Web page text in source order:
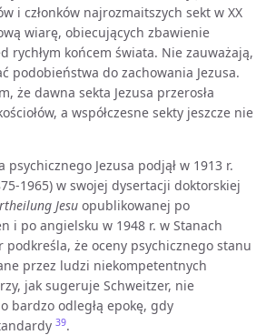
i członków najrozmaitszych sekt w XX
wiarę, obiecujących zbawienie
rychłym końcem świata. Nie zauważają,
podobieństwa do zachowania Jezusa.
że dawna sekta Jezusa przerosła
a współczesne sekty jeszcze nie
Jezusa podjął w 1913 r.
1965) w swojej dysertacji doktorskiej
Jesu opublikowanej po
i po angielsku w 1948 r. w Stanach
podkreśla, że oceny psychicznego stanu
przez ludzi niekompetentnych
jak sugeruje Schweitzer, nie
bardzo odległą epokę, gdy
39.